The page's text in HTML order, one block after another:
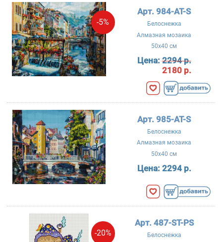
-5%
Арт. 984-AT-S
Белоснежка
Алмазная мозаика
50x40 см
Цена:2294 р.
2180 р.
Арт. 985-AT-S
Белоснежка
Алмазная мозаика
50x40 см
Цена: 2294 р.
-20%
Арт. 487-ST-PS
Белоснежка